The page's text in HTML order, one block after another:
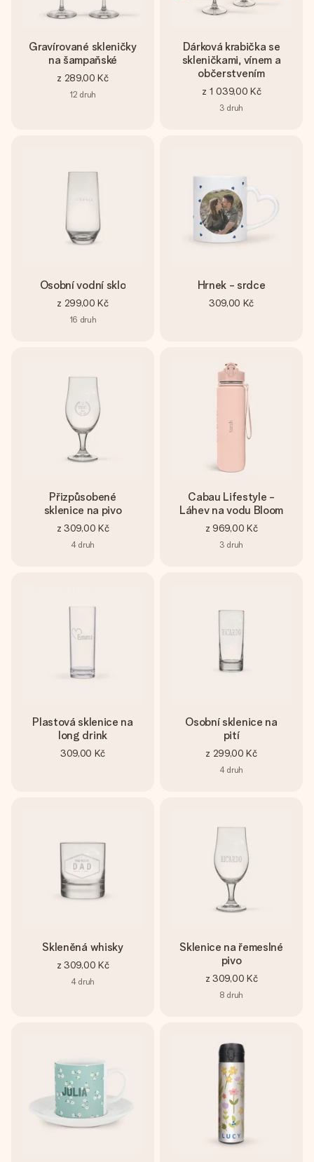
Gravírované skleničky
na šampaňské
z 289,00 Kč
12 druh
Dárková krabička se
skleničkami, vínem a
občerstvením
z 1 039,00 Kč
3 druh
Osobní vodní sklo
z 299,00 Kč
16 druh
Hrnek - srdce
309,00 Kč
Přizpůsobené
sklenice na pivo
z 309,00 Kč
4 druh
Cabau Lifestyle -
Láhev na vodu Bloom
z 969,00 Kč
3 druh
Plastová sklenice na
long drink
309,00 Kč
Osobní sklenice na
pití
z 299,00 Kč
4 druh
Skleněná whisky
z 309,00 Kč
4 druh
Sklenice na řemeslné
pivo
z 309,00 Kč
8 druh